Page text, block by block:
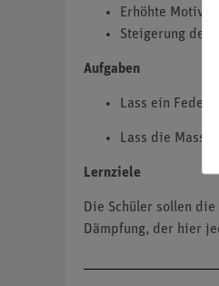
Erhöhte
Steigerung der
Aufgaben
Lass ein
Lass die
Lernziele
Die Schüler sollen
Dämpfung, der hier